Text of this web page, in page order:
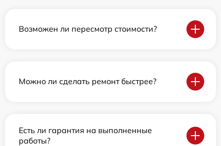
Возможен ли пересмотр стоимости?
Можно ли сделать ремонт быстрее?
Есть ли гарантия на выполненные
работы?